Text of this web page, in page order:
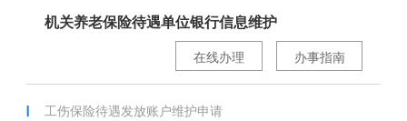
机关养老保险待遇单位银行信息维护
办事指南
在线办理
工伤保险待遇发放账户维护申请